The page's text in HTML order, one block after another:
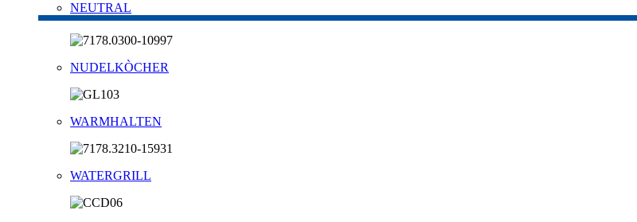
NEUTRAL
NUDELKÒCHER
WARMHALTEN
WATERGRILL